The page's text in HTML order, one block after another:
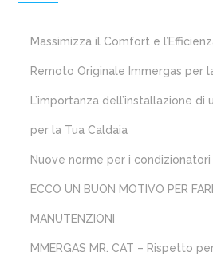
Massimizza il Comfort e
Remoto Originale Immergas per
L’importanza dell’installazione
per la Tua Caldaia
Nuove norme per i condizionatori
ECCO UN BUON MOTIVO PER
MANUTENZIONI
MMERGAS MR. CAT – Rispetto